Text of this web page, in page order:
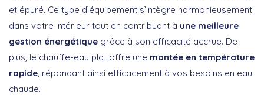
et épuré. Ce type d’équipement s’intègre harmonieusement
dans votre intérieur tout en contribuant à une meilleure
gestion énergétique grâce à son efficacité accrue. De
plus, le chauffe-eau plat offre une montée en température
rapide , répondant ainsi efficacement à vos besoins en eau
chaude.